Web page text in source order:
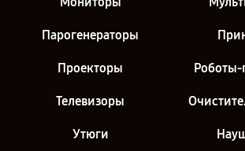
Ремонт робота-пылесоса Philips FC8822-01
Саратов
Ремонт робота-пылесоса Philips FC8822-01
Ремонт робота-пылесоса Philips FC8822-01
Парогенераторы
Проекторы
Телевизоры
Утюги